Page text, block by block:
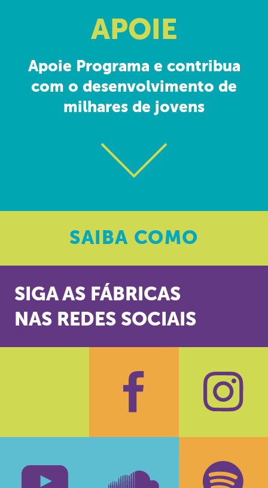
APOIE
Apoie Programa e contribua
com o desenvolvimento de
milhares de jovens
SAIBA COMO
SIGA AS FÁBRICAS
NAS REDES SOCIAIS
Facebook